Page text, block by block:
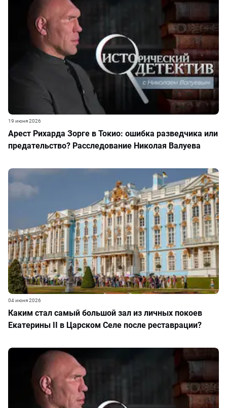
Арест Рихарда Зорге в Токио: ошибка разведчика или
предательство? Расследование Николая Валуева
19 июня 2026
Каким стал самый большой зал из личных покоев
Екатерины II в Царском Селе после реставрации?
04 июня 2026